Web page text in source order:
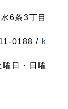
6条3丁目
0188 / k
日・日曜